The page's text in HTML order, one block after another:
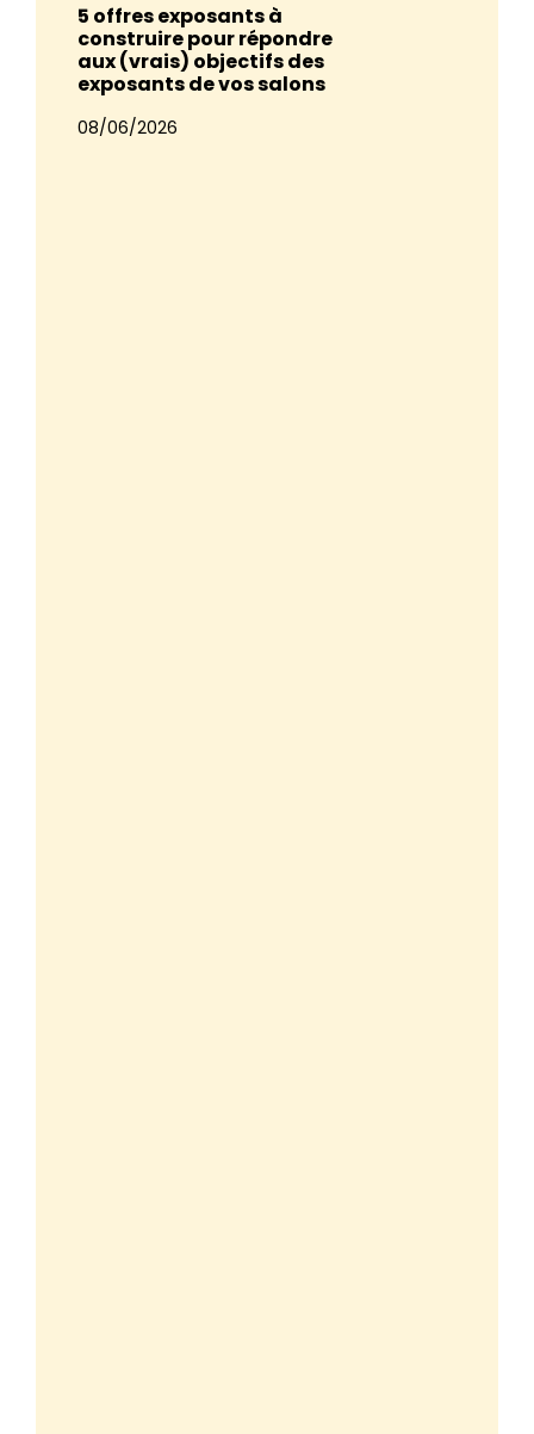
5 offres exposants à
construire pour répondre
aux (vrais) objectifs des
exposants de vos salons
08/06/2026